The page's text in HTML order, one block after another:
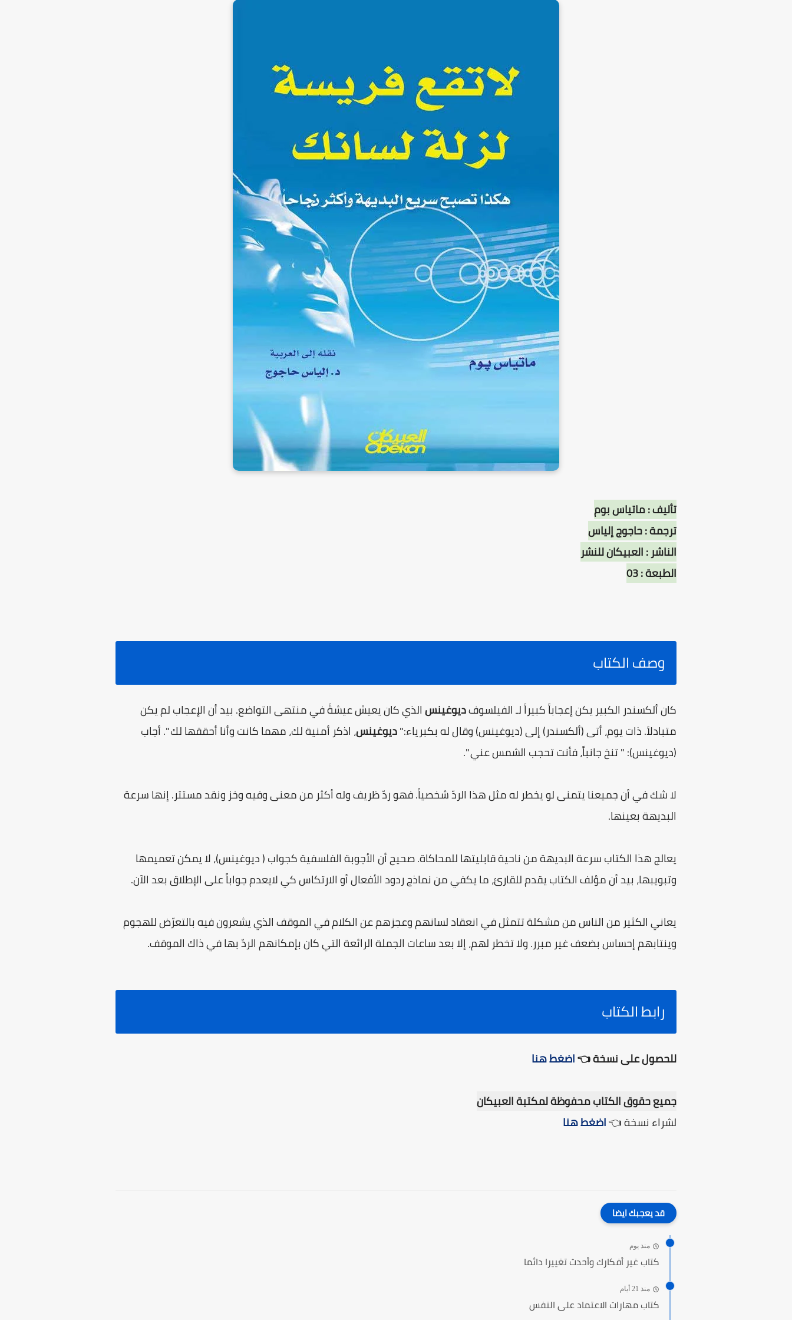
تأليف : ماتياس بوم
ترجمة : حاجوج إلياس
الناشر : العبيكان للنشر
الطبعة : 03
وصف الكتاب
كان ألكسندر الكبير يكن إعجاباً كبيراً لـ الفيلسوفديوغينسالذي كان يعيش عيشةً في منتهى التواضع. بيد أن الإعجاب لم يكن
متبادلاً. ذات يوم، أتى (ألكسندر) إلى (ديوغينس) وقال له بكبرياء:"ديوغينس، اذكر أمنية لك، مهما كانت وأنا أحققها لك ". أجاب
(ديوغينس): " تنخ جانباً، فأنت تحجب الشمس عني ".
لا شك في أن جميعنا يتمنى لو يخطر له مثل هذا الردّ شخصياً. فهو ردّ ظريف وله أكثر من معنى وفيه وخز ونقد مستتر. إنها سرعة
البديهة بعينها.
يعالج هذا الكتاب سرعة البديهة من ناحية قابليتها للمحاكاة. صحيح أن الأجوبة الفلسفية كجواب ( ديوغينس)، لا يمكن تعميمها
وتبويبها، بيد أن مؤلف الكتاب يقدم للقارئ، ما يكفي من نماذج ردود الأفعال أو الارتكاس كي لايعدم جواباً على الإطلاق بعد الآن.
يعاني الكثير من الناس من مشكلة تتمثل في انعقاد لسانهم وعجزهم عن الكلام في الموقف الذي يشعرون فيه بالتعرّض للهجوم
وينتابهم إحساس بضعف غير مبرر. ولا تخطر لهم، إلا بعد ساعات الجملة الرائعة التي كان بإمكانهم الردّ بها في ذاك الموقف.
رابط الكتاب
للحصول على نسخة 👈اضغط هنا
جميع حقوق الكتاب محفوظة لمكتبة العبيكان
لشراء نسخة 👈اضغط هنا
قد يعجبك ايضا
منذ يوم
كتاب غير أفكارك وأحدث تغييرا دائما
منذ 21 أيام
كتاب مهارات الاعتماد على النفس